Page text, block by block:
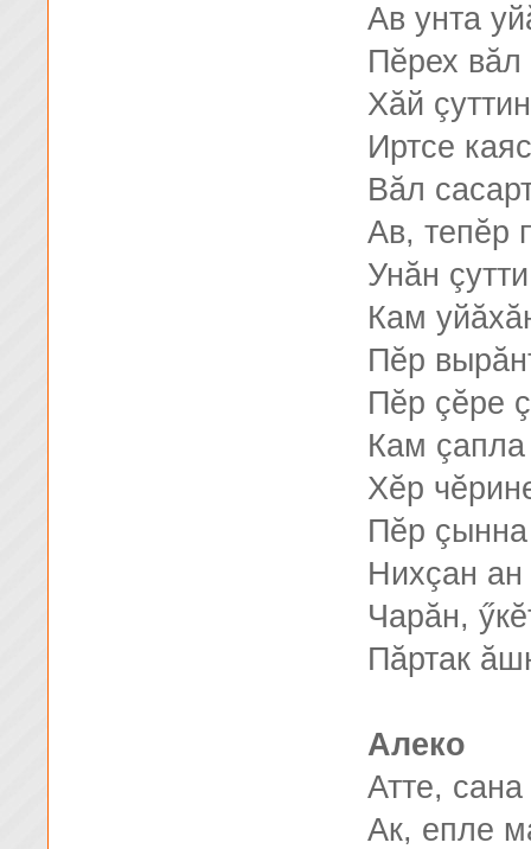
Ав унта
Пĕрех вăл
Хăй
Иртсе
Вăл
Ав, тепĕр
Унăн
Кам
Пĕр
Пĕр çĕре
Кам
Хĕр
Пĕр
Нихçан ан
Чарăн,
Пăртак
Алеко
Атте,
Ак, епле